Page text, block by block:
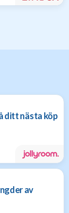
ditt nästa köp
av